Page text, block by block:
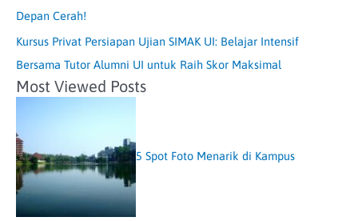
Depan Cerah!
Kursus Privat Persiapan Ujian SIMAK UI: Belajar Intensif
Bersama Tutor Alumni UI untuk Raih Skor Maksimal
Most Viewed Posts
5 Spot Foto Menarik di Kampus